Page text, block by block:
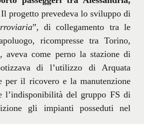
progetto prevedeva lo sviluppo di
”, di collegamento tra le
ricompresse tra Torino,
aveva come perno la stazione di
di l’utilizzo di Arquata
per il ricovero e la manutenzione
l’indisponibilità del gruppo FS di
gli impianti posseduti nel